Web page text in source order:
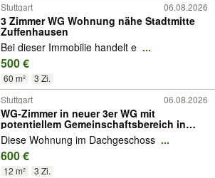
Stuttgart 06.08.2026
3 Zimmer WG Wohnung nähe Stadtmitte
Zuffenhausen
Bei dieser Immobilie handelt e ...
500 €
60 m² 3 Zi.
Stuttgart 06.08.2026
WG-Zimmer in neuer 3er WG mit
potentiellem Gemeinschaftsbereich in
Stuttgarter Top Lage
Diese Wohnung im Dachgeschoss ...
600 €
12 m² 3 Zi.